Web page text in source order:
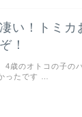
い！トミカ
！
歳のオトコの子の
ったです …